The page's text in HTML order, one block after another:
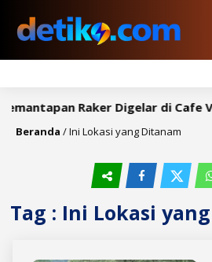
Raker Digelar di Cafe
Beranda /Ini Lokasi yang Ditanam
Tag : Ini Lokasi